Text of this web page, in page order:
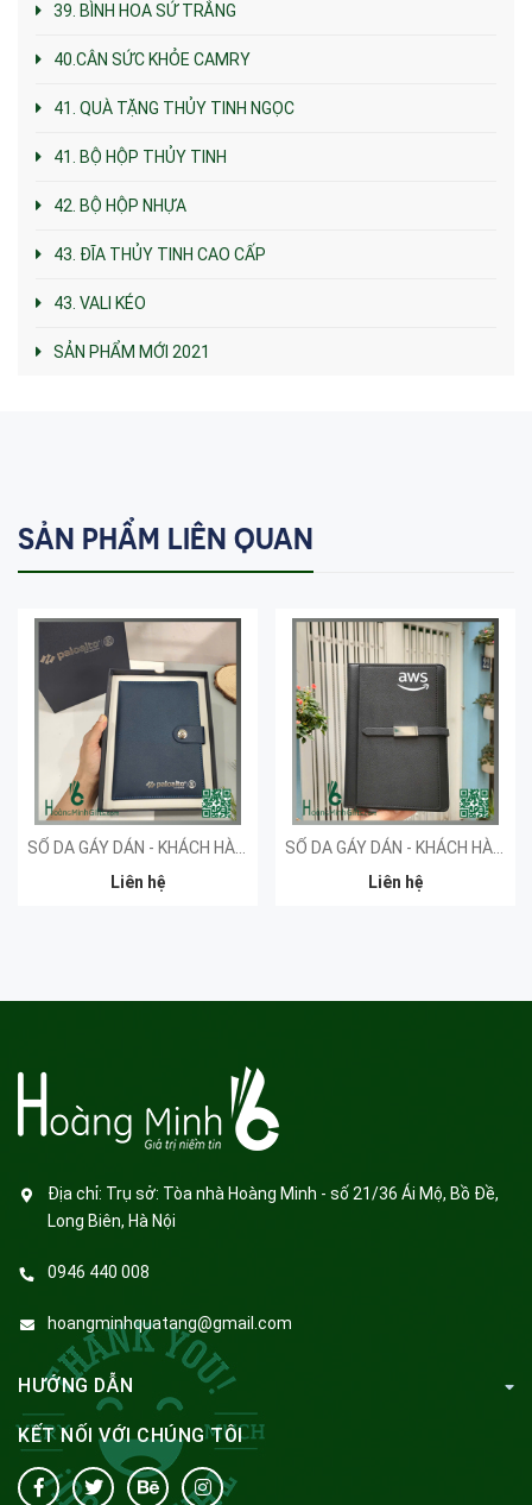
39. BÌNH HOA SỨ TRẮNG
40.CÂN SỨC KHỎE CAMRY
41. QUÀ TẶNG THỦY TINH NGỌC
41. BỘ HỘP THỦY TINH
42. BỘ HỘP NHỰA
43. ĐĨA THỦY TINH CAO CẤP
43. VALI KÉO
SẢN PHẨM MỚI 2021
SẢN PHẨM LIÊN QUAN
Liên hệ
Liên hệ
Địa chỉ: Trụ sở: Tòa nhà Hoàng Minh - số 21/36 Ái Mộ, Bồ Đề,
Long Biên, Hà Nội
0946 440 008
hoangminhquatang@gmail.com
HƯỚNG DẪN
KẾT NỐI VỚI CHÚNG TÔI